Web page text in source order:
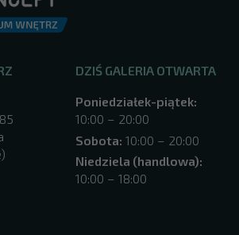
DZIŚ GALERIA OTWARTA
Poniedziałek-piątek:
10:00 – 20:00
Sobota: 10:00 – 20:00
Niedziela (handlowa):
10:00 – 18:00